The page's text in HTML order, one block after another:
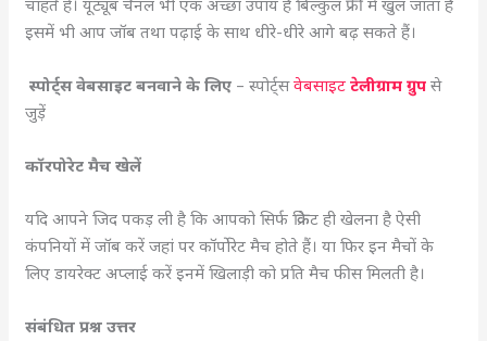
चाहते हैं। यूट्यूब चैनल भी एक अच्छा उपाय है बिल्कुल फ्री में खुल जाता है
इसमें भी आप जॉब तथा पढ़ाई के साथ धीरे-धीरे आगे बढ़ सकते हैं।
स्पोर्ट्स वेबसाइट बनवाने के लिए – स्पोर्ट्सवेबसाइट टेलीग्राम ग्रुप से
जुड़ें
कॉरपोरेट मैच खेलें
यदि आपने जिद पकड़ ली है कि आपको सिर्फ क्रिकेट ही खेलना है ऐसी
कंपनियों में जॉब करें जहां पर कॉर्पोरेट मैच होते हैं। या फिर इन मैचों के
लिए डायरेक्ट अप्लाई करें इनमें खिलाड़ी को प्रति मैच फीस मिलती है।
संबंधित प्रश्न उत्तर